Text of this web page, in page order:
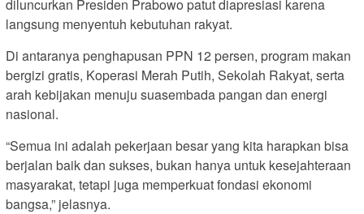
diluncurkan Presiden Prabowo patut diapresiasi karena
langsung menyentuh kebutuhan rakyat.
Di antaranya penghapusan PPN 12 persen, program makan
bergizi gratis, Koperasi Merah Putih, Sekolah Rakyat, serta
arah kebijakan menuju suasembada pangan dan energi
nasional.
“Semua ini adalah pekerjaan besar yang kita harapkan bisa
berjalan baik dan sukses, bukan hanya untuk kesejahteraan
masyarakat, tetapi juga memperkuat fondasi ekonomi
bangsa,” jelasnya.